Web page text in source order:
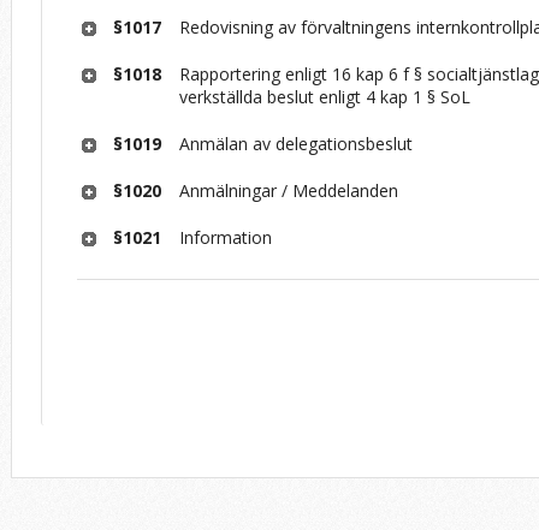
§1017 Redovisning av förvaltningens
§1018
Rapportering enligt 16 kap 6 f §
verkställda beslut enligt 4 kap 1 § SoL
§1019 Anmälan av delegationsbeslut
§1020 Anmälningar / Meddelanden
§1021 Information